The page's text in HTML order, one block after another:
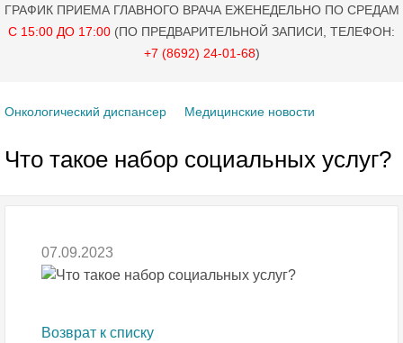
ГРАФИК ПРИЕМА ГЛАВНОГО ВРАЧА ЕЖЕНЕДЕЛЬНО ПО СРЕДАМ
С 15:00 ДО 17:00 (ПО ПРЕДВАРИТЕЛЬНОЙ ЗАПИСИ, ТЕЛЕФОН:
+7 (8692) 24-01-68)
Онкологический диспансер Медицинские новости
Что такое набор социальных услуг?
07.09.2023
Возврат к списку